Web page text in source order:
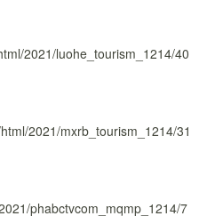
2021/luohe_tourism_1214/40
2021/mxrb_tourism_1214/31
phabctvcom_mqmp_1214/7